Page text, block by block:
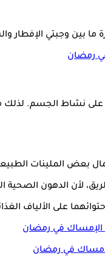
ما بين وجبتي
رمضان
على نشاط الجسم.
بعض الملينات
لأن الدهون الصحية
على الألياف
في رمضان
في رمضان